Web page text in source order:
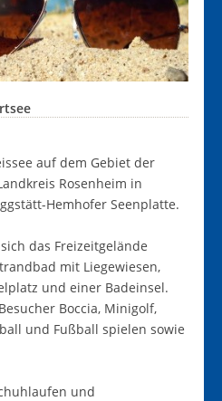
auf dem Gebiet der
Rosenheim in
Hemhofer Seenplatte.
das Freizeitgelände
mit Liegewiesen,
und einer Badeinsel.
Boccia, Minigolf,
und Fußball spielen sowie
und